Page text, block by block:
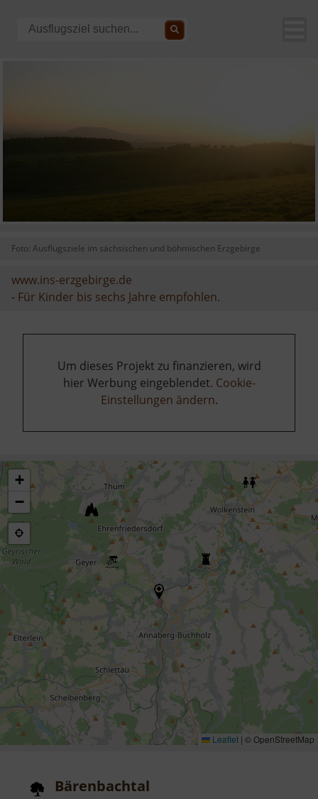
Foto: Ausflugsziele im sächsischen und böhmischen Erzgebirge
www.ins-erzgebirge.de
- Für Kinder bis sechs Jahre empfohlen.
Um dieses Projekt zu finanzieren, wird
hier Werbung eingeblendet. Cookie-
Einstellungen ändern.
+
−
Leaflet | © OpenStreetMap
Bärenbachtal